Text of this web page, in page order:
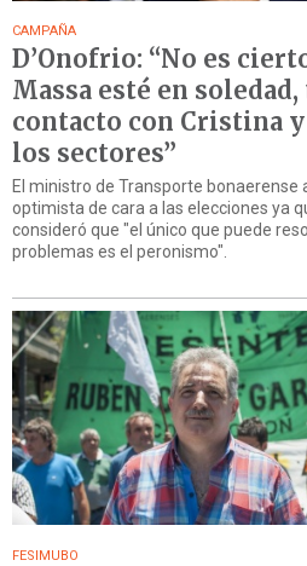
CAMPAÑA
D’Onofrio: “No es
Massa esté en
contacto con Cristina
los sectores”
El ministro de Transporte bonaerense
optimista de cara a las elecciones ya
consideró que "el único que puede
problemas es el peronismo".
FESIMUBO